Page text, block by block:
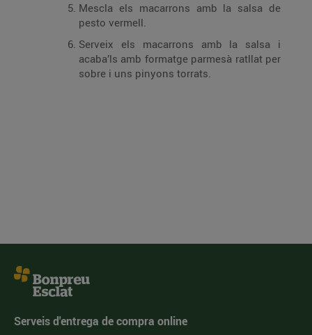
Mescla els macarrons amb la salsa de
pesto vermell.
Serveix els macarrons amb la salsa i
acaba’ls amb formatge parmesà ratllat per
sobre i uns pinyons torrats.
Serveis d'entrega de compra online